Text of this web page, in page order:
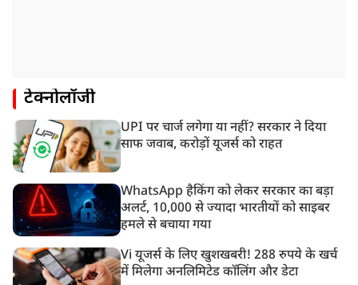
टेक्नोलॉजी
UPI पर चार्ज लगेगा या नहीं? सरकार ने दिया
साफ जवाब, करोड़ों यूजर्स को राहत
WhatsApp हैकिंग को लेकर सरकार का बड़ा
अलर्ट, 10,000 से ज्यादा भारतीयों को साइबर
हमले से बचाया गया
Vi यूजर्स के लिए खुशखबरी! 288 रुपये के खर्च
में मिलेगा अनलिमिटेड कॉलिंग और डेटा